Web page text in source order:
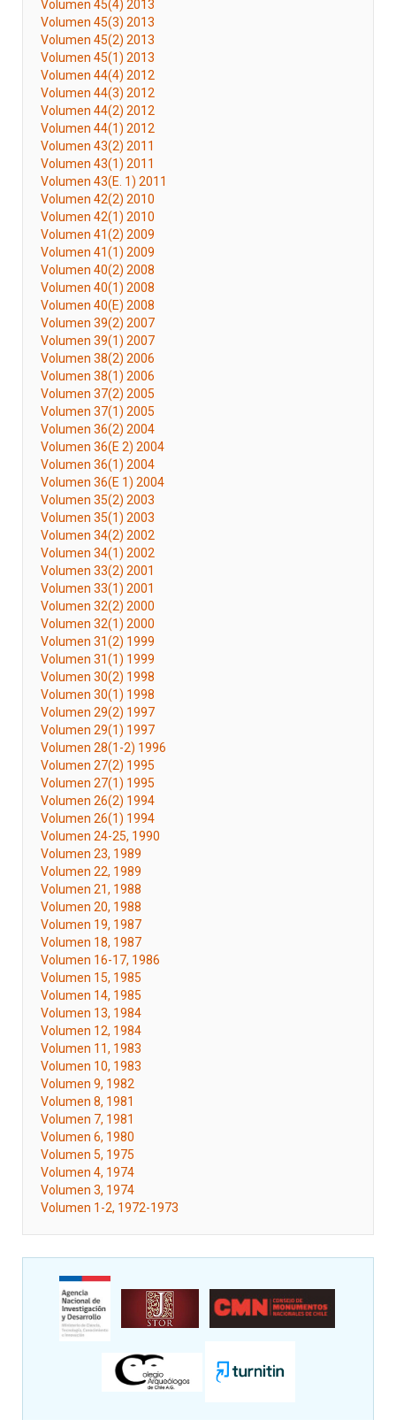
Volumen 45(4) 2013
Volumen 45(3) 2013
Volumen 45(2) 2013
Volumen 45(1) 2013
Volumen 44(4) 2012
Volumen 44(3) 2012
Volumen 44(2) 2012
Volumen 44(1) 2012
Volumen 43(2) 2011
Volumen 43(1) 2011
Volumen 43(E. 1) 2011
Volumen 42(2) 2010
Volumen 42(1) 2010
Volumen 41(2) 2009
Volumen 41(1) 2009
Volumen 40(2) 2008
Volumen 40(1) 2008
Volumen 40(E) 2008
Volumen 39(2) 2007
Volumen 39(1) 2007
Volumen 38(2) 2006
Volumen 38(1) 2006
Volumen 37(2) 2005
Volumen 37(1) 2005
Volumen 36(2) 2004
Volumen 36(E 2) 2004
Volumen 36(1) 2004
Volumen 36(E 1) 2004
Volumen 35(2) 2003
Volumen 35(1) 2003
Volumen 34(2) 2002
Volumen 34(1) 2002
Volumen 33(2) 2001
Volumen 33(1) 2001
Volumen 32(2) 2000
Volumen 32(1) 2000
Volumen 31(2) 1999
Volumen 31(1) 1999
Volumen 30(2) 1998
Volumen 30(1) 1998
Volumen 29(2) 1997
Volumen 29(1) 1997
Volumen 28(1-2) 1996
Volumen 27(2) 1995
Volumen 27(1) 1995
Volumen 26(2) 1994
Volumen 26(1) 1994
Volumen 24-25, 1990
Volumen 23, 1989
Volumen 22, 1989
Volumen 21, 1988
Volumen 20, 1988
Volumen 19, 1987
Volumen 18, 1987
Volumen 16-17, 1986
Volumen 15, 1985
Volumen 14, 1985
Volumen 13, 1984
Volumen 12, 1984
Volumen 11, 1983
Volumen 10, 1983
Volumen 9, 1982
Volumen 8, 1981
Volumen 7, 1981
Volumen 6, 1980
Volumen 5, 1975
Volumen 4, 1974
Volumen 3, 1974
Volumen 1-2, 1972-1973